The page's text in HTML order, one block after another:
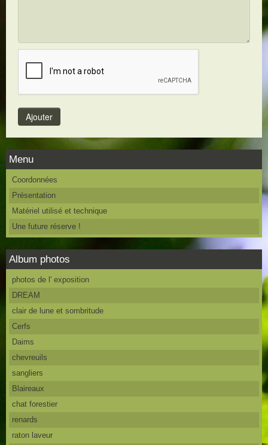
Menu
Coordonnées
Présentation
Matériel utilisé et technique
Une future réserve !
Album photos
photos de l' exposition
DREAM
clair de lune et sombritude
Cerfs
Daims
chevreuils
sangliers
Blaireaux
chat forestier
renards
raton laveur